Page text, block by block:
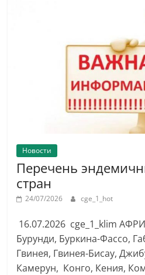
Новости
Перечень
стран
24/07/2026 cge_1_hot
16.07.2026 cge_1_klim
Бурунди, Буркина-Фассо,
Гвинея, Гвинея-Бисау,
Камерун, Конго, Кения,